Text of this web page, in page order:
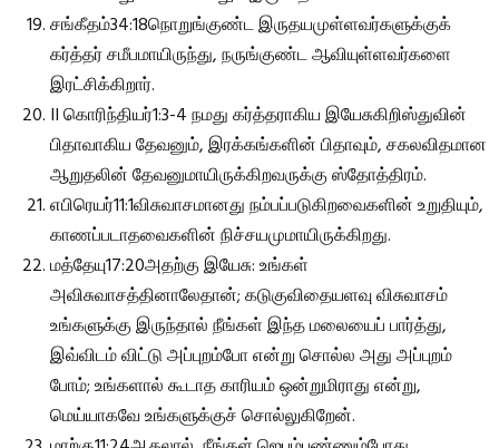
சங்கீதம்34:18நொறுங்குண்ட இருதயமுள்ளவர்களுக்குக்
கர்த்தர் சமீபமாயிருந்து, நருங்குண்ட ஆவியுள்ளவர்களை
இரட்சிக்கிறார்.
II கொரிந்தியர்1:3-4 நமது கர்த்தராகிய இயேசுகிறிஸ்துவின்
பிதாவாகிய தேவனும், இரக்கங்களின் பிதாவும், சகலவிதமான
ஆறுதலின் தேவனுமாயிருக்கிறவருக்கு ஸ்தோத்திரம்.
எபிரெயர்11:1விசுவாசமானது நம்பப்படுகிறவைகளின் உறுதியும்,
காணப்படாதவைகளின் நிச்சயமுமாயிருக்கிறது.
மத்தேயு17:20அதற்கு இயேசு: உங்கள்
அவிசுவாசத்தினாலேதான்; கடுகுவிதையளவு விசுவாசம்
உங்களுக்கு இருந்தால் நீங்கள் இந்த மலையைப் பார்த்து,
இவ்விடம் விட்டு அப்புறம்போ என்று சொல்ல அது அப்புறம்
போம்; உங்களால் கூடாத காரியம் ஒன்றுமிராது என்று,
மெய்யாகவே உங்களுக்குச் சொல்லுகிறேன்.